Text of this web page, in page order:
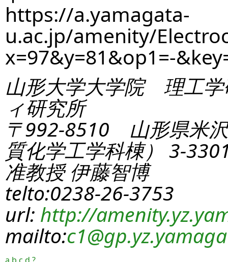
https://a.yamagata-
u.ac.jp/amenity/
x=97&y=81&op1=-
山形大学大学院 理工学
ィ研究所
〒992-8510 山形県米
質化学工学科棟） 3-
准教授 伊藤智博
telto:0238-26-3753
url: http://
mailto:c1